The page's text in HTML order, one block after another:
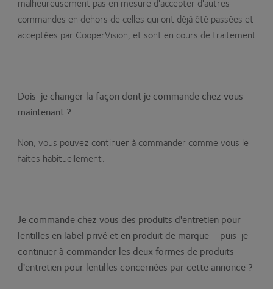
commandes en dehors de celles qui ont déjà été passées et
acceptées par CooperVision, et sont en cours de traitement.
Dois-je changer la façon dont je commande chez vous
maintenant ?
Non, vous pouvez continuer à commander comme vous le
faites habituellement.
Je commande chez vous des produits d'entretien pour
lentilles en label privé et en produit de marque – puis-je
continuer à commander les deux formes de produits
d'entretien pour lentilles concernées par cette annonce ?